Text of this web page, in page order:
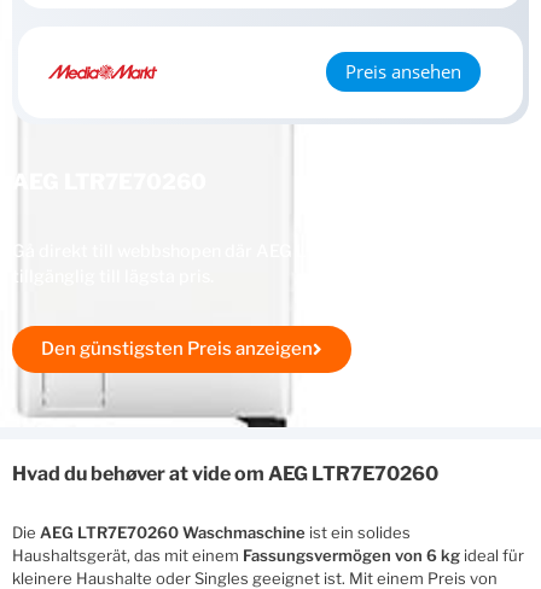
AEG LTR7E70260
Gå direkt till webbshopen där AEG LTR7E70260 finns
Den günstigsten Preis anzeigen
Preis ansehen
Hvad du behøver at vide om AEG LTR7E70260
Die AEG LTR7E70260 Waschmaschine ist ein solides
Haushaltsgerät, das mit einem Fassungsvermögen von 6 kg ideal für
kleinere Haushalte oder Singles geeignet ist. Mit einem Preis von